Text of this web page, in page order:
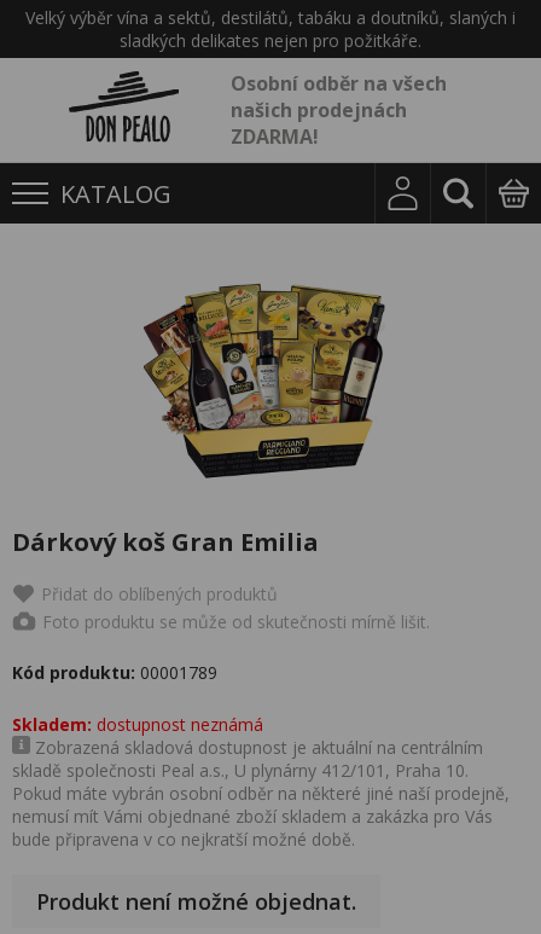
Velký výběr vína a sektů, destilátů, tabáku a doutníků, slaných i
sladkých delikates nejen pro požitkáře.
Osobní odběr na všech
našich prodejnách
ZDARMA!
KATALOG
Dárkový koš Gran Emilia
Přidat do oblíbených produktů
Foto produktu se může od skutečnosti mírně lišit.
Kód produktu: 00001789
Skladem: dostupnost neznámá
Zobrazená skladová dostupnost je aktuální na centrálním
skladě společnosti Peal a.s., U plynárny 412/101, Praha 10.
Pokud máte vybrán osobní odběr na některé jiné naší prodejně,
nemusí mít Vámi objednané zboží skladem a zakázka pro Vás
bude připravena v co nejkratší možné době.
Produkt není možné objednat.